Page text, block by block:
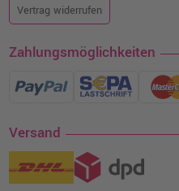
Vertrag widerrufen
Zahlungsmöglichkeiten
Versand